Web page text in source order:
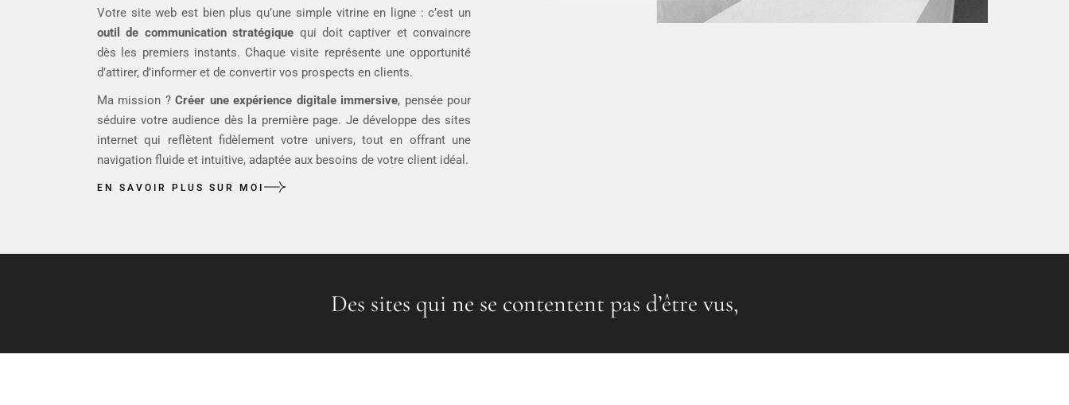
Votre site web est bien plus qu’une simple vitrine en ligne : c’est un
outil de communication stratégique qui doit captiver et convaincre
dès les premiers instants. Chaque visite représente une opportunité
d’attirer, d’informer et de convertir vos prospects en clients.
Ma mission ?Créer une expérience digitale immersive, pensée pour
séduire votre audience dès la première page. Je développe des sites
internet qui reflètent fidèlement votre univers, tout en offrant une
navigation fluide et intuitive, adaptée aux besoins de votre client idéal.
EN SAVOIR PLUS SUR MOI
Des sites qui ne se contentent pas d’être vus,